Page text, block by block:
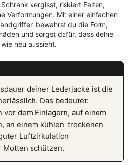
vergisst, riskiert Falten,
Verformungen. Mit einer einfachen
bewahrst du die Form,
und sorgst dafür, dass deine
neu aussieht.
deiner Lederjacke ist die
Das bedeutet:
vor dem Einlagern, auf einem
an einem kühlen, trockenen
Luftzirkulation
Motten schützen.